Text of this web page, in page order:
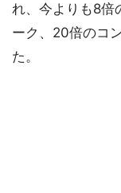
れ、今よりも8倍
ーク、20倍のコ
た。